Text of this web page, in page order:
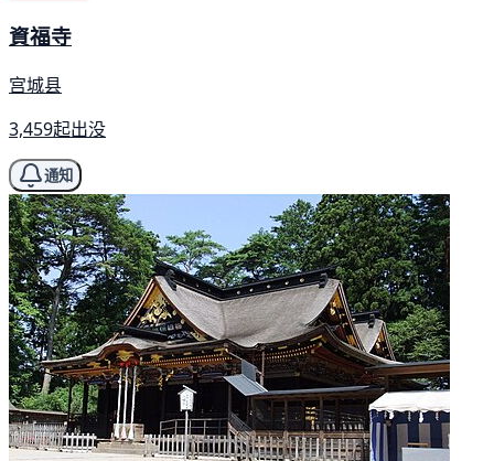
資福寺
宫城县
3,459起出没
通知